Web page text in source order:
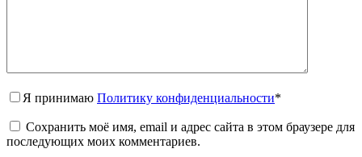
Я принимаю Политику конфиденциальности*
Сохранить моё имя, email и адрес сайта в этом браузере для
последующих моих комментариев.